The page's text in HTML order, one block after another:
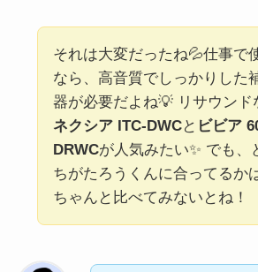
それは大変だったね💦仕事で
なら、高音質でしっかりした
器が必要だよね💡 リサウンド
ネクシア ITC-DWCと ビビア
DRWCが人気みたい✨ でも、
ちがたろうくんに合ってるか
ちゃんと比べてみないとね！